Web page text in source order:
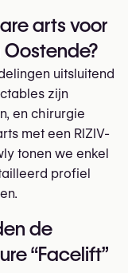
arts voor
Oostende?
uitsluitend
zijn
en chirurgie
met een RIZIV-
tonen we enkel
profiel
de
“Facelift”